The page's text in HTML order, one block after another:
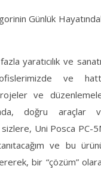
Günlük
yaratıcılık ve
ve
ve
doğru araçlar
Uni Posca PC-
ve bu
bir “çözüm”